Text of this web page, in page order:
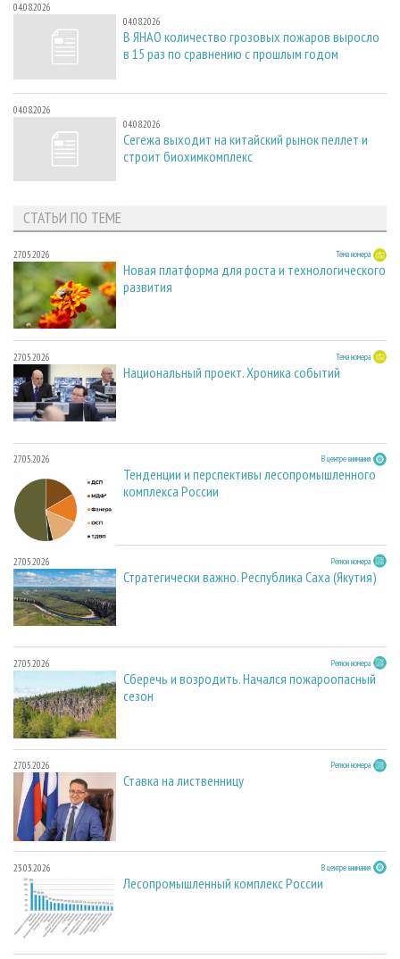
04.08.2026
04.08.2026
В ЯНАО количество грозовых пожаров выросло
в 15 раз по сравнению с прошлым годом
04.08.2026
04.08.2026
Сегежа выходит на китайский рынок пеллет и
строит биохимкомплекс
СТАТЬИ ПО ТЕМЕ
27.05.2026 Тема номера
Новая платформа для роста и технологического
развития
27.05.2026 Тема номера
Национальный проект. Хроника событий
27.05.2026 В центре внимания
Тенденции и перспективы лесопромышленного
комплекса России
27.05.2026 Регион номера
Стратегически важно. Республика Саха (Якутия)
27.05.2026 Регион номера
Сберечь и возродить. Начался пожароопасный
сезон
27.05.2026 Регион номера
Ставка на лиственницу
23.03.2026 В центре внимания
Лесопромышленный комплекс России